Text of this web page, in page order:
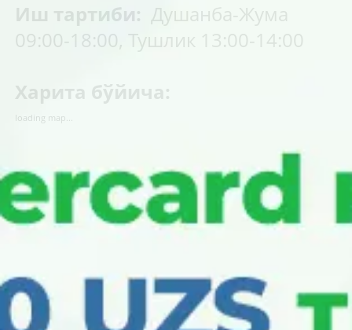
Иш тартиби:
Душанба-Жума
09:00-18:00, Тушлик 13:00-14:00
Харита бўйича:
loading map...